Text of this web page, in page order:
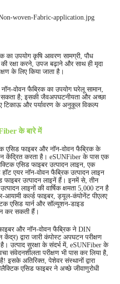
का उपयोग कृषि आवरण सामग्री, पौध
रक्षा करने, उपज बढ़ाने और साथ ही मृदा
के लिए किया जाता है।
वोवन फैब्रिक का उपयोग घरेलू सामान,
सकता है; इसकी जैवअपघटनीयता और अच्छा
टिकाऊ और पर्यावरण के अनुकूल विकल्प
के बारे में
एसिड फाइबर और नॉन-वोवन फैब्रिक के
केंद्रित करता है। eSUNFiber के पास एक
एसिड फाइबर उत्पादन लाइन, एक
एयर नॉन-वोवन फैब्रिक उत्पादन लाइन
फाइबर उत्पादन लाइनें हैं। इनमें से, तीन
लाइनों की वार्षिक क्षमता 5,000 टन है
आयामी कर्ल्ड फाइबर, ड्यूल-कंपोनेंट पीएलए
एसिड यार्न और सॉल्यूशन-डाइड
कर सकती हैं।
और नॉन-वोवन फैब्रिक ने DIN
द्वारा जारी कंपोस्ट अपघटन परीक्षण
उत्पाद सुरक्षा के संदर्भ में, eSUNFiber के
संवेदनशीलता परीक्षण भी पास कर लिया है,
इसके अतिरिक्त, पेशेवर संस्थानों द्वारा
एसिड फाइबर ने अच्छे जीवाणुरोधी